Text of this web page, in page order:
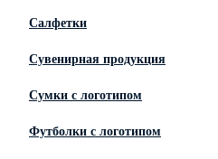
Салфетки
Сувенирная продукция
Сумки с логотипом
Футболки с логотипом